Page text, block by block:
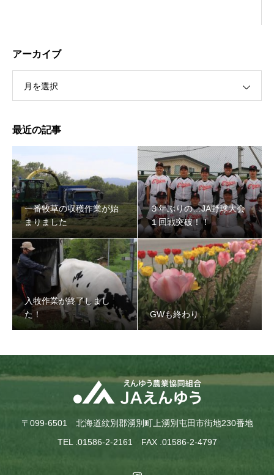
３年ぶりの…JA野球大会１回戦突破！！
アーカイブ
月を選択
最近の記事
一番牧草の収穫作業が始
まりました
３年ぶりの…JA野球大会
１回戦突破！！
入牧作業が終了しまし
た！
GWも終わり…
〒099-6501 北海道紋別郡湧別町上湧別屯田市街地230番地
TEL .01586-2-2161 FAX .01586-2-4797